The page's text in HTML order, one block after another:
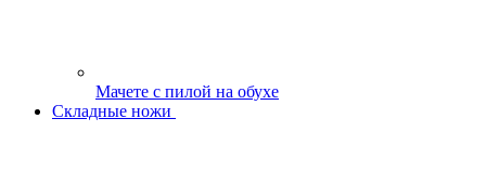
Мачете с пилой на обухе
Складные ножи